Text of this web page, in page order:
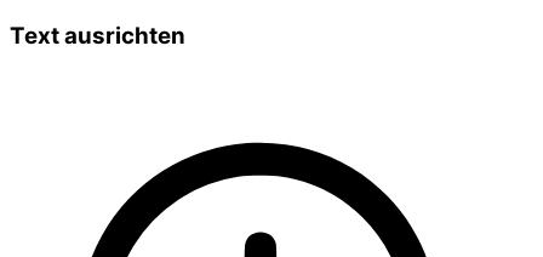
Text ausrichten